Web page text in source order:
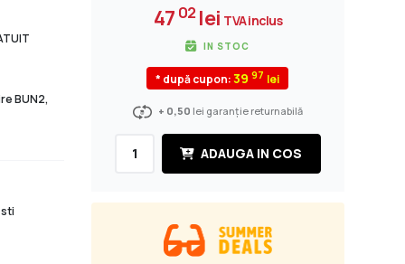
BUN2,
47 02lei TVA inclus
IN STOC
* după cupon:3997
+ 0,50 lei garanție returnabilă
ADAUGA IN COS